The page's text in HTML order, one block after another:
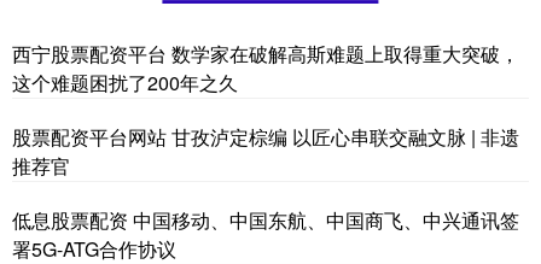
西宁股票配资平台 数学家在破解高斯难题上取得重大突破，
这个难题困扰了200年之久
股票配资平台网站 甘孜泸定棕编 以匠心串联交融文脉 | 非遗
推荐官
低息股票配资 中国移动、中国东航、中国商飞、中兴通讯签
署5G-ATG合作协议